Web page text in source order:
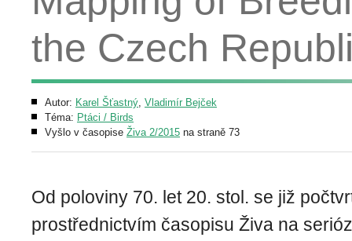
the Czech
Autor: Karel Šťastný, Vladimír Bejček
Téma: Ptáci / Birds
Vyšlo v časopise Živa 2/2015 na straně 73
Od poloviny 70. let 20. stol. se již
prostřednictvím časopisu Živa na